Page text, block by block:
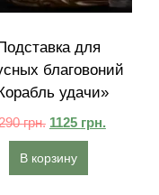
для
благовоний
удачи»
грн. 1125 грн.
В корзину